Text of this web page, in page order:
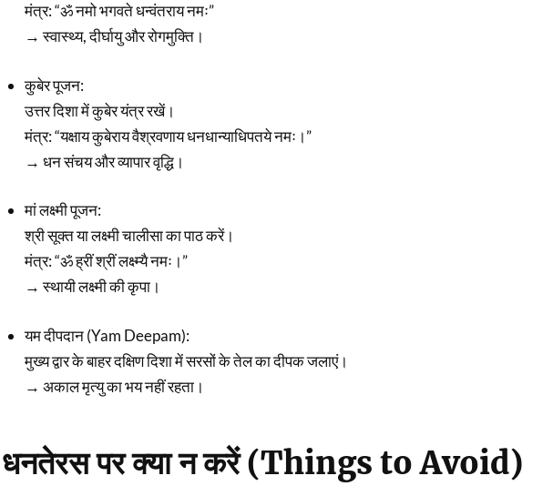
मंत्र: “ॐ नमो भगवते धन्वंतराय नमः”
→ स्वास्थ्य, दीर्घायु और रोगमुक्ति।
कुबेर पूजन:
उत्तर दिशा में कुबेर यंत्र रखें।
मंत्र: “यक्षाय कुबेराय वैश्रवणाय धनधान्याधिपतये नमः।”
→ धन संचय और व्यापार वृद्धि।
मां लक्ष्मी पूजन:
श्री सूक्त या लक्ष्मी चालीसा का पाठ करें।
मंत्र: “ॐ ह्रीं श्रीं लक्ष्म्यै नमः।”
→ स्थायी लक्ष्मी की कृपा।
यम दीपदान (Yam Deepam):
मुख्य द्वार के बाहर दक्षिण दिशा में सरसों के तेल का दीपक जलाएं।
→ अकाल मृत्यु का भय नहीं रहता।
धनतेरस पर क्या न करें (Things to Avoid)